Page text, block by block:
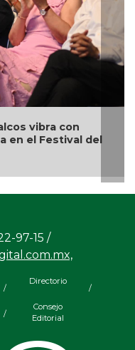
Alcalde Samuel
Bugambilias en El
97-15 /
/
Directorio
/
/
Consejo
Editorial